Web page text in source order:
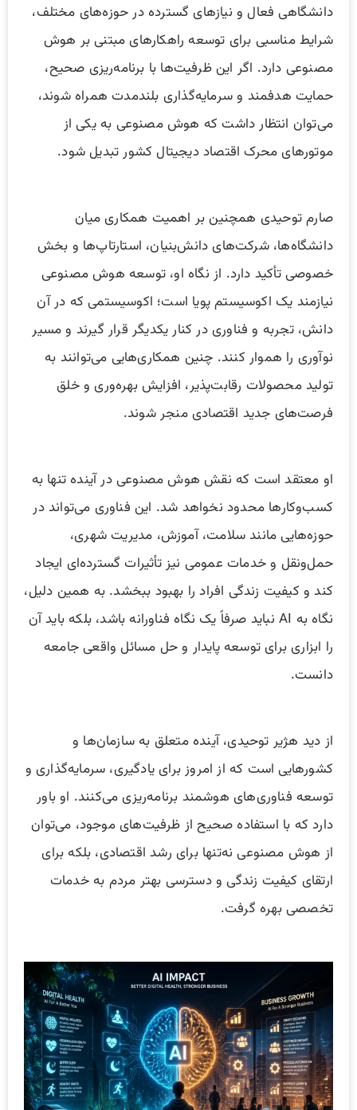
دانشگاهی فعال و نیازهای گسترده در حوزه‌های مختلف،
شرایط مناسبی برای توسعه راهکارهای مبتنی بر هوش
مصنوعی دارد. اگر این ظرفیت‌ها با برنامه‌ریزی صحیح،
حمایت هدفمند و سرمایه‌گذاری بلندمدت همراه شوند،
می‌توان انتظار داشت که هوش مصنوعی به یکی از
موتورهای محرک اقتصاد دیجیتال کشور تبدیل شود.
صارم توحیدی همچنین بر اهمیت همکاری میان
دانشگاه‌ها، شرکت‌های دانش‌بنیان، استارتاپ‌ها و بخش
خصوصی تأکید دارد. از نگاه او، توسعه هوش مصنوعی
نیازمند یک اکوسیستم پویا است؛ اکوسیستمی که در آن
دانش، تجربه و فناوری در کنار یکدیگر قرار گیرند و مسیر
نوآوری را هموار کنند. چنین همکاری‌هایی می‌توانند به
تولید محصولات رقابت‌پذیر، افزایش بهره‌وری و خلق
فرصت‌های جدید اقتصادی منجر شوند.
او معتقد است که نقش هوش مصنوعی در آینده تنها به
کسب‌وکارها محدود نخواهد شد. این فناوری می‌تواند در
حوزه‌هایی مانند سلامت، آموزش، مدیریت شهری،
حمل‌ونقل و خدمات عمومی نیز تأثیرات گسترده‌ای ایجاد
کند و کیفیت زندگی افراد را بهبود ببخشد. به همین دلیل،
نگاه به AI نباید صرفاً یک نگاه فناورانه باشد، بلکه باید آن
را ابزاری برای توسعه پایدار و حل مسائل واقعی جامعه
دانست.
از دید هژیر توحیدی، آینده متعلق به سازمان‌ها و
کشورهایی است که از امروز برای یادگیری، سرمایه‌گذاری و
توسعه فناوری‌های هوشمند برنامه‌ریزی می‌کنند. او باور
دارد که با استفاده صحیح از ظرفیت‌های موجود، می‌توان
از هوش مصنوعی نه‌تنها برای رشد اقتصادی، بلکه برای
ارتقای کیفیت زندگی و دسترسی بهتر مردم به خدمات
تخصصی بهره گرفت.